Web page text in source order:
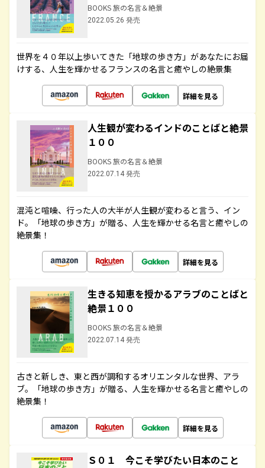
BOOKS 旅の名言＆絶景
2022.05.26 発売
世界を４０年以上歩いてきた「地球の歩き方」があなたにお届
けする、人生を輝かせるフランスの名言と癒やしの絶景集
詳細を見る
人生観が変わるインドのことばと絶景
１００
BOOKS 旅の名言＆絶景
2022.07.14 発売
混沌と喧噪、行った人の大半が人生観が変わると言う、イン
ド。「地球の歩き方」が贈る、人生を輝かせる名言と癒やしの
絶景集！
詳細を見る
生きる知恵を授かるアラブのことばと
絶景１００
BOOKS 旅の名言＆絶景
2022.07.14 発売
古きと新しき、東と西が調和するオリエンタルな世界、アラ
ブ。「地球の歩き方」が贈る、人生を輝かせる名言と癒やしの
絶景集！
詳細を見る
Ｓ０１ 今こそ学びたい日本のこと